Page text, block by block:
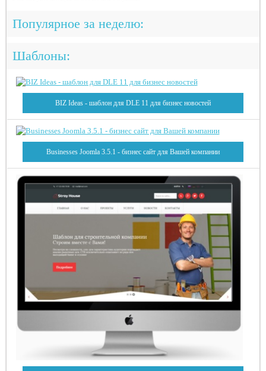
Популярное за неделю:
Шаблоны:
BIZ Ideas - шаблон для DLE 11 для бизнес новостей
Businesses Joomla 3.5.1 - бизнес сайт для Вашей компании